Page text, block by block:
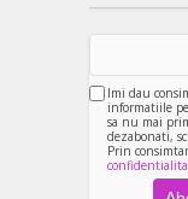
Imi dau
informatiile
sa nu mai
dezabonati,
Prin